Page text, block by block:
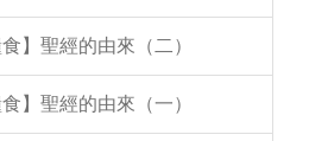
】聖經的由來（二）
】聖經的由來（一）